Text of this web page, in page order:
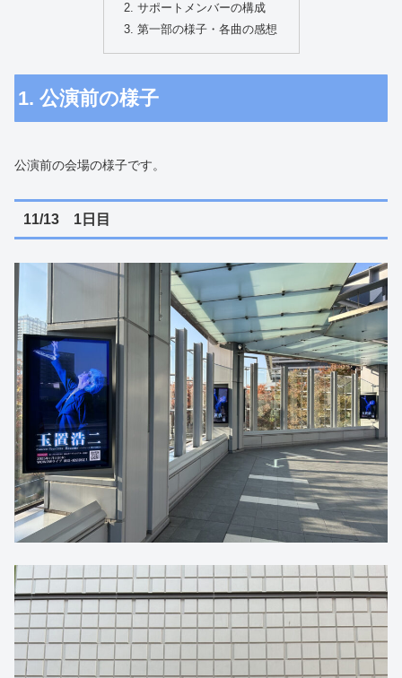
2. サポートメンバーの構成
3. 第一部の様子・各曲の感想
1. 公演前の様子
公演前の会場の様子です。
11/13 1日目